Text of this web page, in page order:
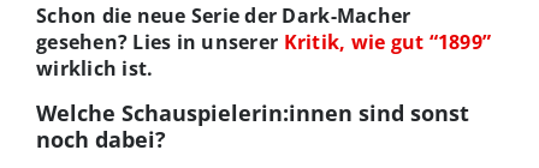
Schon die neue Serie der Dark-Macher
gesehen? Lies in unserer Kritik, wie gut “1899”
wirklich ist.
Welche Schauspielerin:innen sind sonst
noch dabei?